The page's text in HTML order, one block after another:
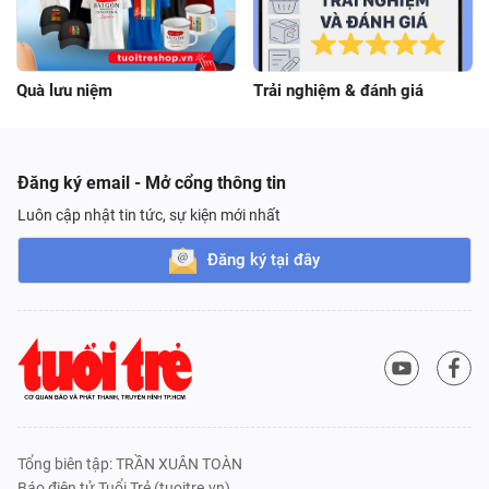
Quà lưu niệm Trải nghiệm & đánh giá
Đăng ký email - Mở cổng thông tin
Luôn cập nhật tin tức, sự kiện mới nhất
Đăng ký tại đây
Tổng biên tập: TRẦN XUÂN TOÀN